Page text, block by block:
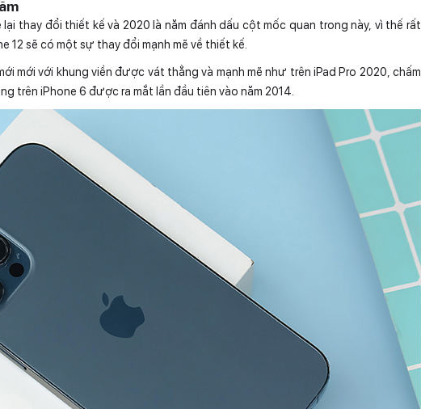
thay đổi thiết kế và 2020 là năm đánh dấu cột mốc quan trong này, vì thế rất
12 sẽ có một sự thay đổi mạnh mẽ về thiết kế.
mới với khung viền được vát thẳng và mạnh mẽ như trên iPad Pro 2020, chấm
trên iPhone 6 được ra mắt lần đầu tiên vào năm 2014.